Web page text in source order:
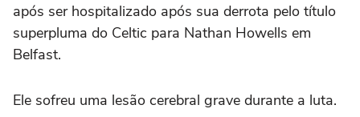
após ser hospitalizado após sua derrota pelo título
superpluma do Celtic para Nathan Howells em
Belfast.
Ele sofreu uma lesão cerebral grave durante a luta.